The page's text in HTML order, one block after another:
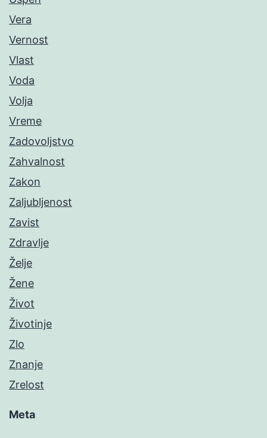
Vera
Vernost
Vlast
Voda
Volja
Vreme
Zadovoljstvo
Zahvalnost
Zakon
Zaljubljenost
Zavist
Zdravlje
Želje
Žene
Život
Životinje
Zlo
Znanje
Zrelost
Meta